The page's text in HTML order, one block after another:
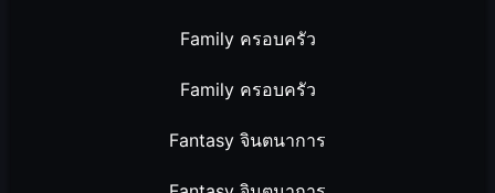
Family ครอบครัว
Family ครอบครัว
Fantasy จินตนาการ